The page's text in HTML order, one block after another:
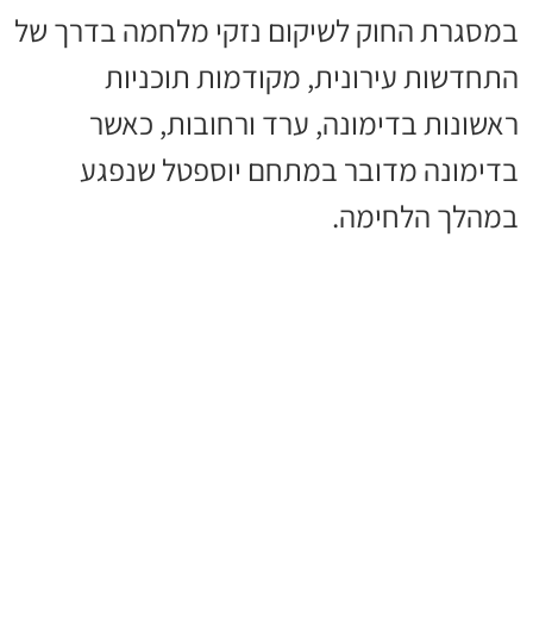
במסגרת החוק לשיקום נזקי מלחמה בדרך של
התחדשות עירונית, מקודמות תוכניות
ראשונות בדימונה, ערד ורחובות, כאשר
בדימונה מדובר במתחם יוספטל שנפגע
במהלך הלחימה.